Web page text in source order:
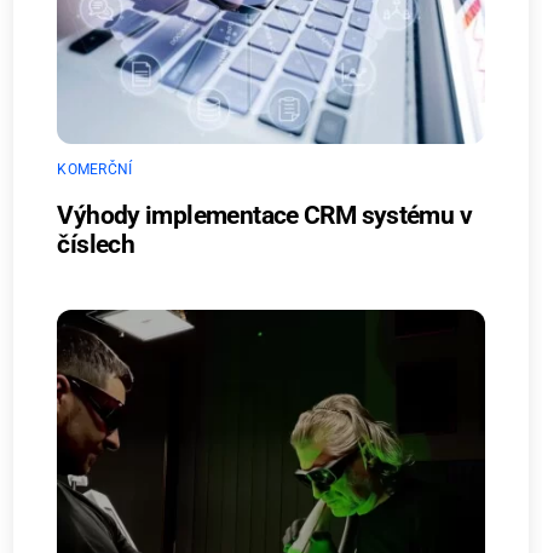
KOMERČNÍ
Výhody implementace CRM systému v
číslech